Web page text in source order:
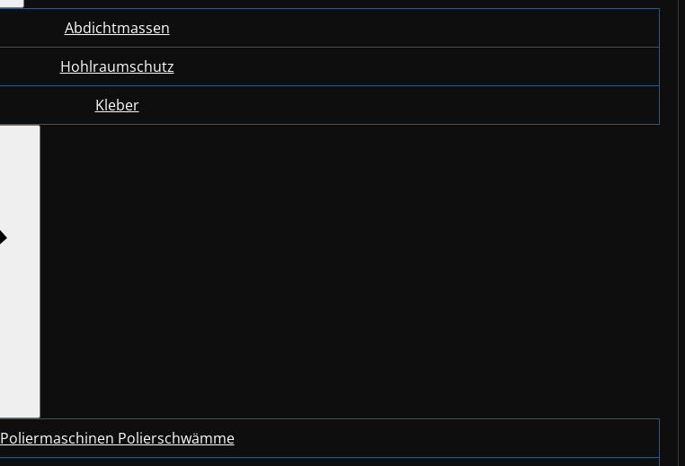
Abdichtmassen
Hohlraumschutz
Kleber
Poliermaschinen Polierschwämme